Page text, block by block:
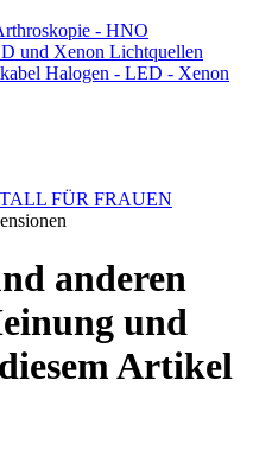
- HNO
und Xenon Lichtquellen
Halogen - LED - Xenon
FÜR FRAUEN
anderen
und
Artikel